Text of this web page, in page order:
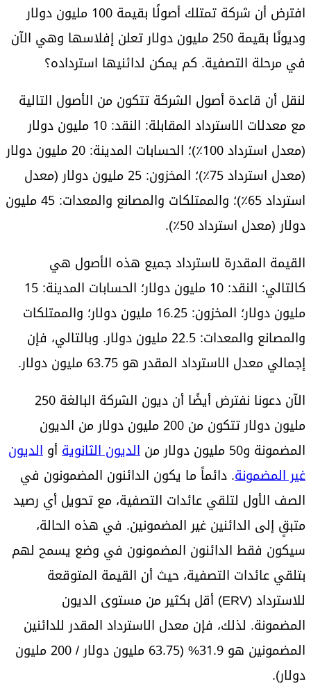
افترض أن شركة تمتلك أصولًا بقيمة 100 مليون دولار
وديونًا بقيمة 250 مليون دولار تعلن إفلاسها وهي الآن
في مرحلة التصفية. كم يمكن لدائنيها استرداده؟
لنقل أن قاعدة أصول الشركة تتكون من الأصول التالية
مع معدلات الاسترداد المقابلة: النقد: 10 مليون دولار
(معدل استرداد 100٪)؛ الحسابات المدينة: 20 مليون دولار
(معدل استرداد 75٪)؛ المخزون: 25 مليون دولار (معدل
استرداد 65٪)؛ والممتلكات والمصانع والمعدات: 45 مليون
دولار (معدل استرداد 50٪).
القيمة المقدرة لاسترداد جميع هذه الأصول هي
كالتالي: النقد: 10 مليون دولار؛ الحسابات المدينة: 15
مليون دولار؛ المخزون: 16.25 مليون دولار؛ والممتلكات
والمصانع والمعدات: 22.5 مليون دولار. وبالتالي، فإن
إجمالي معدل الاسترداد المقدر هو 63.75 مليون دولار.
الآن دعونا نفترض أيضًا أن ديون الشركة البالغة 250
مليون دولار تتكون من 200 مليون دولار من الديون
المضمونة و50 مليون دولار من
الديون الثانويةأو الديون
غير المضمونة. دائماً ما يكون الدائنون المضمونون في
الصف الأول لتلقي عائدات التصفية، مع تحويل أي رصيد
متبقٍ إلى الدائنين غير المضمونين. في هذه الحالة،
سيكون فقط الدائنون المضمونون في وضع يسمح لهم
بتلقي عائدات التصفية، حيث أن القيمة المتوقعة
للاسترداد (ERV) أقل بكثير من مستوى الديون
المضمونة. لذلك، فإن معدل الاسترداد المقدر للدائنين
المضمونين هو 31.9% (63.75 مليون دولار / 200 مليون
دولار).